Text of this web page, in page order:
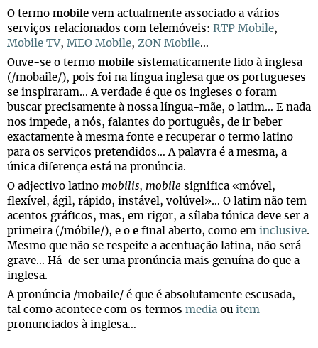
O termo mobile vem actualmente associado a vários
serviços relacionados com telemóveis: RTP Mobile,
Mobile TV, MEO Mobile, ZON Mobile…
Ouve-se o termo mobile sistematicamente lido à inglesa
(/mobaile/), pois foi na língua inglesa que os portugueses
se inspiraram... A verdade é que os ingleses o foram
buscar precisamente à nossa língua-mãe, o latim… E nada
nos impede, a nós, falantes do português, de ir beber
exactamente à mesma fonte e recuperar o termo latino
para os serviços pretendidos… A palavra é a mesma, a
única diferença está na pronúncia.
O adjectivo latino mobilis, mobile significa «móvel,
flexível, ágil, rápido, instável, volúvel»… O latim não tem
acentos gráficos, mas, em rigor, a sílaba tónica deve ser a
primeira (/móbile/), e o e final aberto, como em inclusive.
Mesmo que não se respeite a acentuação latina, não será
grave… Há-de ser uma pronúncia mais genuína do que a
inglesa.
A pronúncia /mobaile/ é que é absolutamente escusada,
tal como acontece com os termos media ou item
pronunciados à inglesa…